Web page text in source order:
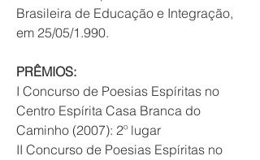
Brasileira de Educação e Integração,
em 25/05/1.990.
PRÊMIOS:
I Concurso de Poesias Espíritas no
Centro Espírita Casa Branca do
Caminho (2007): 2º lugar
II Concurso de Poesias Espíritas no